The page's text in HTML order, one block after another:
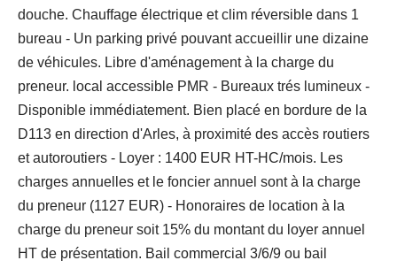
douche. Chauffage électrique et clim réversible dans 1
bureau - Un parking privé pouvant accueillir une dizaine
de véhicules. Libre d'aménagement à la charge du
preneur. local accessible PMR - Bureaux trés lumineux -
Disponible immédiatement. Bien placé en bordure de la
D113 en direction d'Arles, à proximité des accès routiers
et autoroutiers - Loyer : 1400 EUR HT-HC/mois. Les
charges annuelles et le foncier annuel sont à la charge
du preneur (1127 EUR) - Honoraires de location à la
charge du preneur soit 15% du montant du loyer annuel
HT de présentation. Bail commercial 3/6/9 ou bail